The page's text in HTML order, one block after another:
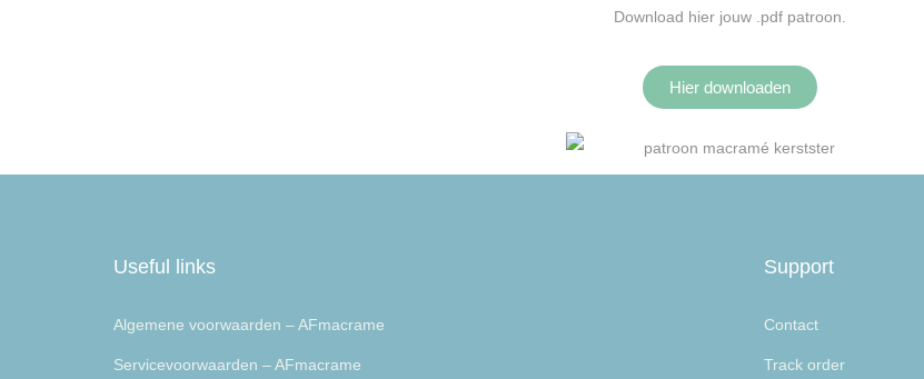
Download hier jouw .pdf patroon.
Hier downloaden
Useful links
Algemene voorwaarden – AFmacrame
Servicevoorwaarden – AFmacrame
Support
Contact
Track order